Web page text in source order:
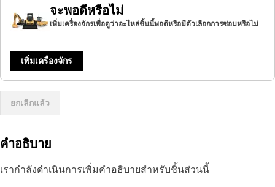
จะพอดีหรือไม่
เพิ่มเครื่องจักรเพื่อดูว่าอะไหล่ชิ้นนี้พอดีหรือมีตัวเลือกการซ่อมหรือไม่
เพิ่มเครื่องจักร
ยกเลิกแล้ว
คำอธิบาย
เรากำลังดำเนินการเพิ่มคำอธิบายสำหรับชิ้นส่วนนี้